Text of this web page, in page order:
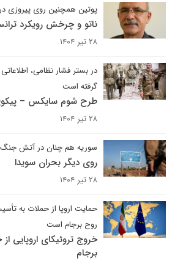
پوتین همچنین روی پیروزی
ناتو و چرخش رویکرد
۲۸ تیر ۱۴۰۴
در بستر فشار نظامی،
گرفته است
طرح شوم سایکس –
۲۸ تیر ۱۴۰۴
سوریه هم چنان در آتش
روی دیگر بحران سویدا
۲۸ تیر ۱۴۰۴
حمایت اروپا از حملات به
روح برجام است
خروج تروئیکای اروپایی
برجام